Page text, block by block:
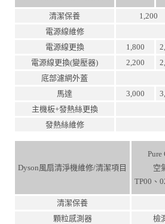
清潔保養 1,200
電源線維修
電源線更換
1,800
電源線更換(變壓器)
2,200
底部濾網外蓋
馬達
3,000
主機板+發熱絲更換
發熱絲維修
Dyson風扇清淨機維修/清潔項目
Pure
空
TP00、
清潔保養
顆粒感測器
檢